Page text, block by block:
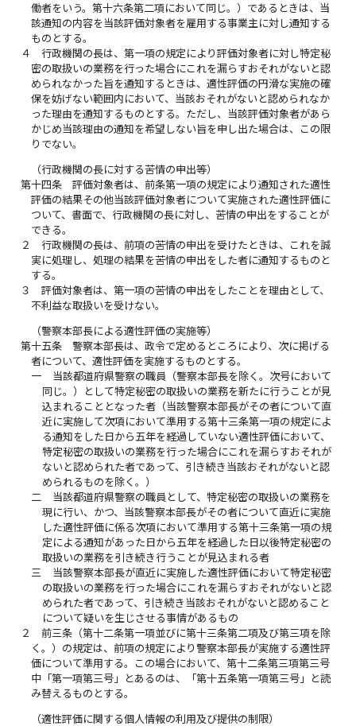
働者をいう。第十六条第二項において同じ。）であるときは、当
該通知の内容を当該評価対象者を雇用する事業主に対し通知する
ものとする。
４
行政機関の長は、第一項の規定により評価対象者に対し特定秘
密の取扱いの業務を行った場合にこれを漏らすおそれがないと認
められなかった旨を通知するときは、適性評価の円滑な実施の確
保を妨げない範囲内において、当該おそれがないと認められなか
った理由を通知するものとする。ただし、当該評価対象者があら
かじめ当該理由の通知を希望しない旨を申し出た場合は、この限
りでない。
（行政機関の長に対する苦情の申出等）
第十四条
評価対象者は、前条第一項の規定により通知された適性
評価の結果その他当該評価対象者について実施された適性評価に
ついて、書面で、行政機関の長に対し、苦情の申出をすることが
できる。
２
行政機関の長は、前項の苦情の申出を受けたときは、これを誠
実に処理し、処理の結果を苦情の申出をした者に通知するものと
する。
３
評価対象者は、第一項の苦情の申出をしたことを理由として、
不利益な取扱いを受けない。
（警察本部長による適性評価の実施等）
第十五条
警察本部長は、政令で定めるところにより、次に掲げる
者について、適性評価を実施するものとする。
一
当該都道府県警察の職員（警察本部長を除く。次号において
同じ。）として特定秘密の取扱いの業務を新たに行うことが見
込まれることとなった者（当該警察本部長がその者について直
近に実施して次項において準用する第十三条第一項の規定によ
る通知をした日から五年を経過していない適性評価において、
特定秘密の取扱いの業務を行った場合にこれを漏らすおそれが
ないと認められた者であって、引き続き当該おそれがないと認
められるものを除く。）
二
当該都道府県警察の職員として、特定秘密の取扱いの業務を
現に行い、かつ、当該警察本部長がその者について直近に実施
した適性評価に係る次項において準用する第十三条第一項の規
定による通知があった日から五年を経過した日以後特定秘密の
取扱いの業務を引き続き行うことが見込まれる者
三
当該警察本部長が直近に実施した適性評価において特定秘密
の取扱いの業務を行った場合にこれを漏らすおそれがないと認
められた者であって、引き続き当該おそれがないと認めること
について疑いを生じさせる事情があるもの
２
前三条（第十二条第一項並びに第十三条第二項及び第三項を除
く。）の規定は、前項の規定により警察本部長が実施する適性評
価について準用する。この場合において、第十二条第三項第三号
中「第一項第三号」とあるのは、「第十五条第一項第三号」と読
み替えるものとする。
（適性評価に関する個人情報の利用及び提供の制限）